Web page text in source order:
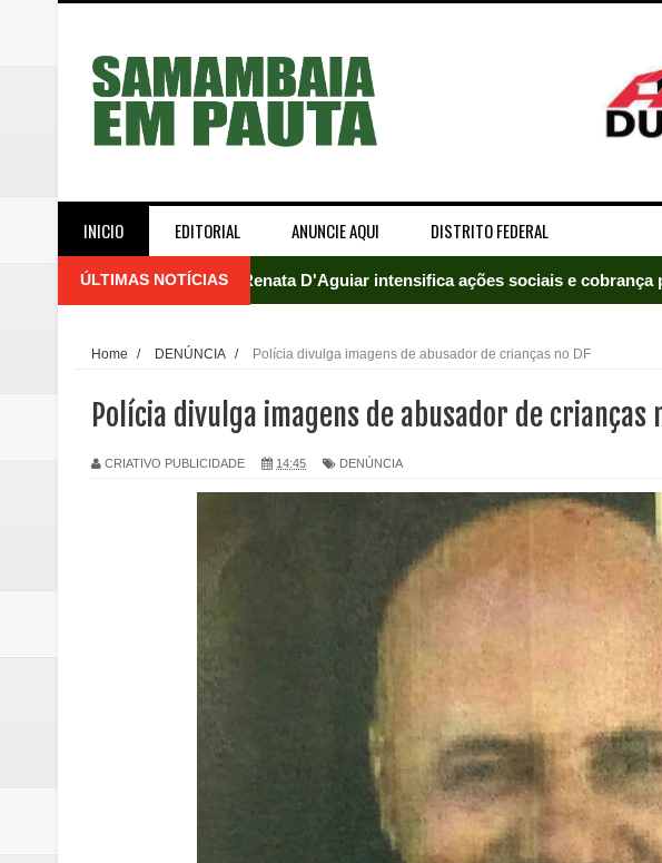
INICIO EDITORIAL ANUNCIE AQUI DISTRITO FEDERAL
ÚLTIMAS NOTÍCIAS Renata D'Aguiar intensifica ações sociais e
Moradora de Samambaia tem prisão preventiva
Claudeci Luart surge como uma nova força e
Samambaia inicia campanha para atualizar vacinação
Morador de Samambaia morre após sofrer mal súbito
PL e Flávio Bolsonaro oficializam candidatura de
Renata D´Aguiar destaca potencial da pecuária para
Trabalhador morre após ser atingido por trator em
Laboratório de Vertentes Psy promove formação
PMDF resgata aves silvestres e autua cinco pessoas
Home / DENÚNCIA / Polícia divulga imagens de abusador de crianças no DF
Polícia divulga imagens de abusador de crianças
CRIATIVO PUBLICIDADE 14:45 DENÚNCIA